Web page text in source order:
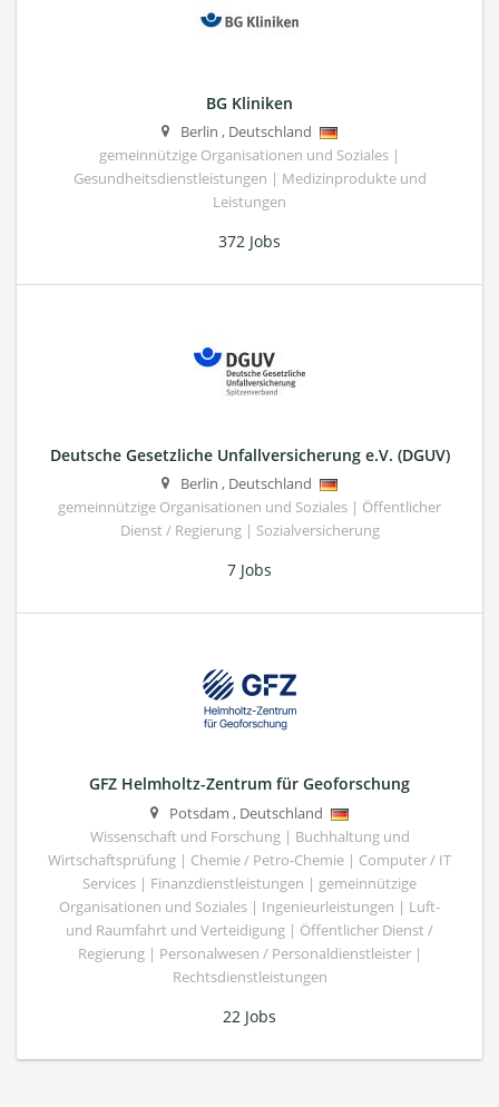
BG Kliniken
Berlin , Deutschland
gemeinnützige Organisationen und Soziales |
Gesundheitsdienstleistungen | Medizinprodukte und
Leistungen
372 Jobs
Deutsche Gesetzliche Unfallversicherung e.V. (DGUV)
Berlin , Deutschland
gemeinnützige Organisationen und Soziales | Öffentlicher
Dienst / Regierung | Sozialversicherung
7 Jobs
GFZ Helmholtz-Zentrum für Geoforschung
Potsdam , Deutschland
Wissenschaft und Forschung | Buchhaltung und
Wirtschaftsprüfung | Chemie / Petro-Chemie | Computer / IT
Services | Finanzdienstleistungen | gemeinnützige
Organisationen und Soziales | Ingenieurleistungen | Luft-
und Raumfahrt und Verteidigung | Öffentlicher Dienst /
Regierung | Personalwesen / Personaldienstleister |
Rechtsdienstleistungen
22 Jobs